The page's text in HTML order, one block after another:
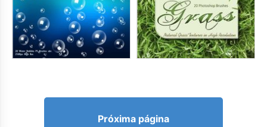
Próxima página